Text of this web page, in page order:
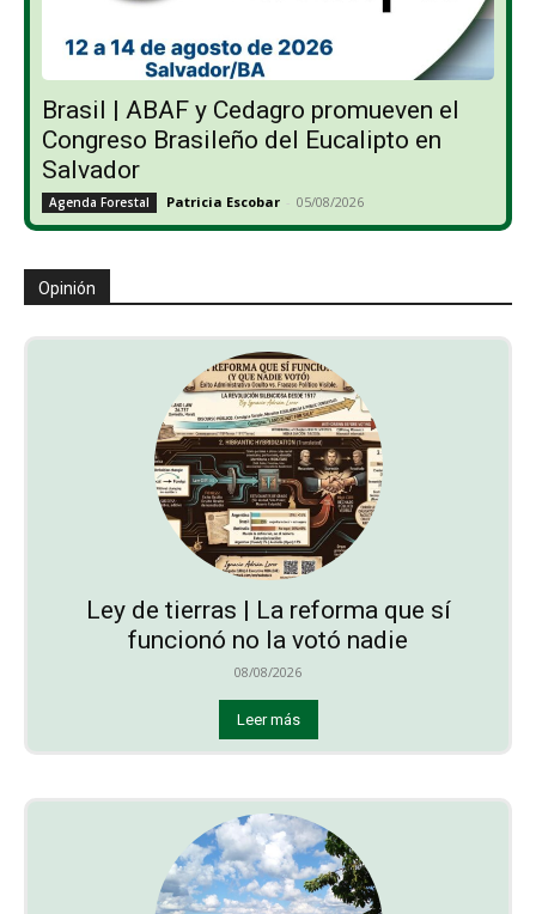
Brasil | ABAF y Cedagro promueven el
Congreso Brasileño del Eucalipto en
Salvador
Agenda Forestal Patricia Escobar - 05/08/2026
Opinión
Ley de tierras | La reforma que sí
funcionó no la votó nadie
08/08/2026
Leer más